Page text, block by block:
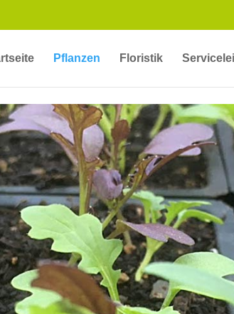
Pflanzen Floristik